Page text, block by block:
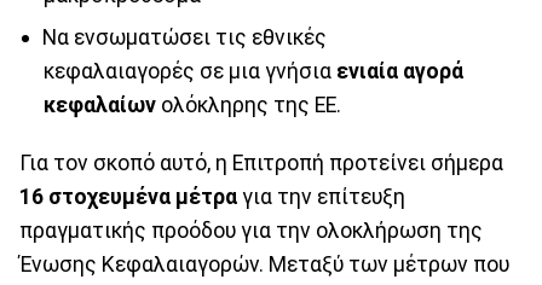
Να ενσωματώσει τις εθνικές
κεφαλαιαγορές σε μια γνήσια ενιαία αγορά
κεφαλαίωνολόκληρης της ΕΕ.
Για τον σκοπό αυτό, η Επιτροπή προτείνει σήμερα
16 στοχευμένα μέτρα για την επίτευξη
πραγματικής προόδου για την ολοκλήρωση της
Ένωσης Κεφαλαιαγορών. Μεταξύ των μέτρων που